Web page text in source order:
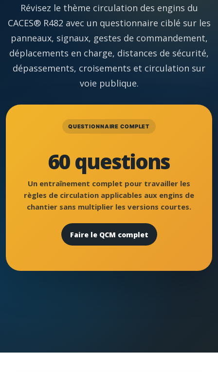
Révisez le thème circulation des engins du
CACES® R482 avec un questionnaire ciblé sur les
panneaux, signaux, gestes de commandement,
déplacements en charge, distances de sécurité,
dépassements, croisements et circulation sur
voie publique.
QUESTIONNAIRE COMPLET
60 questions
Un entraînement complet pour travailler les
règles de circulation applicables aux engins de
chantier sans multiplier les versions courtes.
Faire le QCM complet